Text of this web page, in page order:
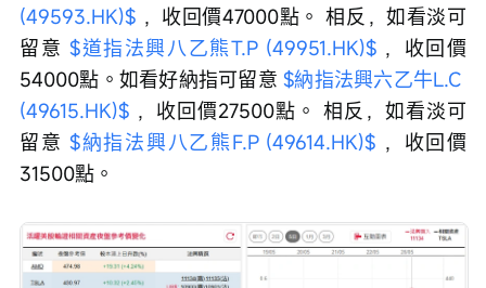
(49593.HK)$ ，收回價47000點。 相反，如看淡可
留意 $道指法興八乙熊T.P (49951.HK)$ ，收回價
54000點。如看好納指可留意 $納指法興六乙牛L.C
(49615.HK)$ ，收回價27500點。 相反，如看淡可
留意 $納指法興八乙熊F.P (49614.HK)$ ，收回價
31500點。